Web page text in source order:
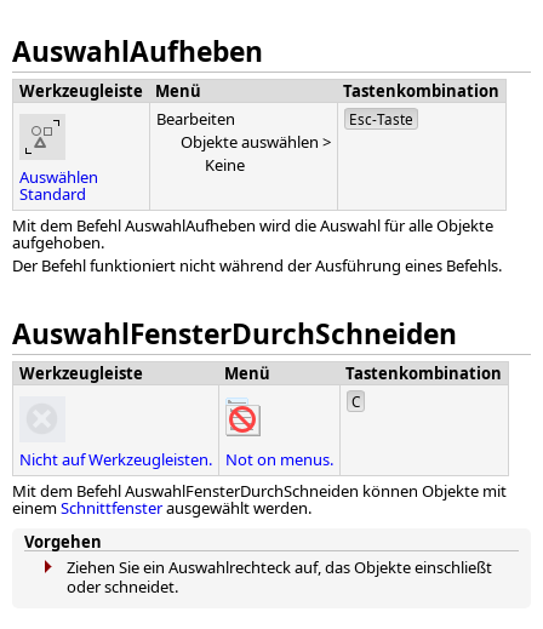
AuswahlAufheben
Werkzeugleiste Menü Tastenkombination
Auswählen
Standard
Bearbeiten
Objekte auswählen >
Keine
Esc-Taste
Mit dem Befehl AuswahlAufheben wird die Auswahl für alle Objekte
aufgehoben.
Der Befehl funktioniert nicht während der Ausführung eines Befehls.
AuswahlFensterDurchSchneiden
Werkzeugleiste Menü Tastenkombination
Nicht auf Werkzeugleisten. Not on menus.
C
Mit dem Befehl AuswahlFensterDurchSchneiden können Objekte mit
einemSchnittfensterausgewählt werden.
Vorgehen
Ziehen Sie ein Auswahlrechteck auf, das Objekte einschließt
oder schneidet.